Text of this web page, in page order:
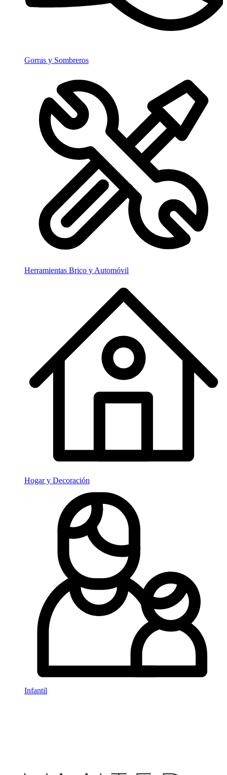
Gorras y Sombreros
Herramientas Brico y Automóvil
Hogar y Decoración
Infantil